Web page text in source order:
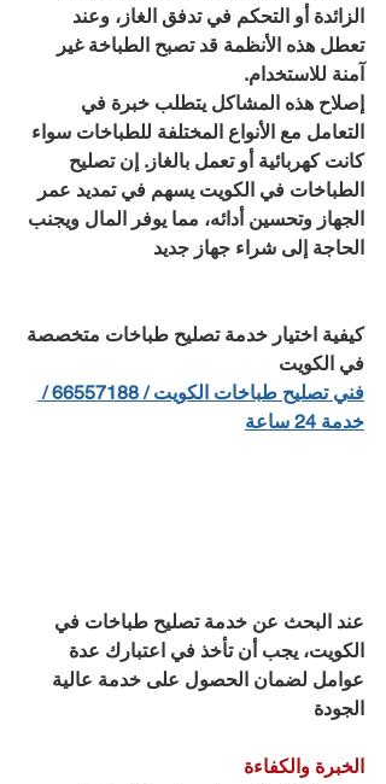
الزائدة أو التحكم في تدفق الغاز، وعند
تعطل هذه الأنظمة قد تصبح الطباخة غير
آمنة للاستخدام.
إصلاح هذه المشاكل يتطلب خبرة في
التعامل مع الأنواع المختلفة للطباخات سواء
كانت كهربائية أو تعمل بالغاز. إن تصليح
الطباخات في الكويت يسهم في تمديد عمر
الجهاز وتحسين أدائه، مما يوفر المال ويجنب
الحاجة إلى شراء جهاز جديد
كيفية اختيار خدمة تصليح طباخات متخصصة
في الكويت
فني تصليح طباخات الكويت / 66557188 /
خدمة 24 ساعة
عند البحث عن خدمة تصليح طباخات في
الكويت، يجب أن تأخذ في اعتبارك عدة
عوامل لضمان الحصول على خدمة عالية
الجودة
الخبرة والكفاءة